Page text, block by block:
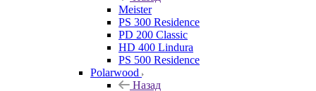
Meister
PS 300 Residence
PD 200 Classic
HD 400 Lindura
PS 500 Residence
Polarwood
Назад